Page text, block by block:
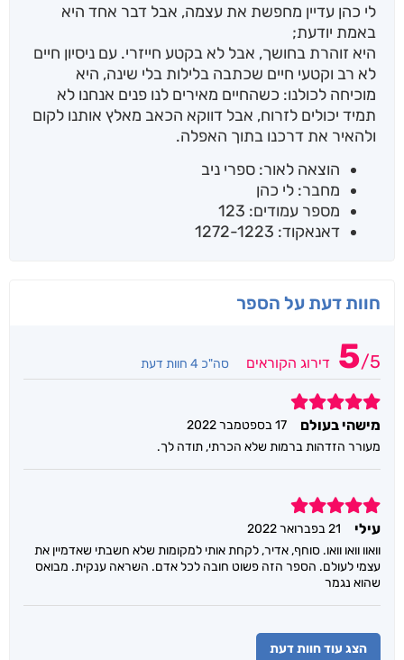
לי כהן עדיין מחפשת את עצמה, אבל דבר אחד היא
באמת יודעת;
היא זוהרת בחושך, אבל לא בקטע חייזרי. עם ניסיון חיים
לא רב וקטעי חיים שכתבה בלילות בלי שינה, היא
מוכיחה לכולנו: כשהחיים מאירים לנו פנים אנחנו לא
תמיד יכולים לזרוח, אבל דווקא הכאב מאלץ אותנו לקום
ולהאיר את דרכנו בתוך האפלה.
הוצאה לאור: ספרי ניב
מחבר: לי כהן
מספר עמודים: 123
דאנאקוד: 1272-1223
חוות דעת על הספר
5/5 דירוג הקוראים סה"כ 4 חוות דעת
5
מישהי בעולם
17 בספטמבר 2022
מעורר הזדהות ברמות שלא הכרתי, תודה לך.
5
עילי
21 בפברואר 2022
וואוו וואו וואו. סוחף, אדיר, לקחת אותי למקומות שלא חשבתי שאדמיין את
עצמי לעולם. הספר הזה פשוט חובה לכל אדם. השראה ענקית. מבואס
שהוא נגמר
הצג עוד חוות דעת